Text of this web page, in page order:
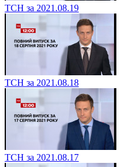
ТСН за 2021.08.19
ТСН за 2021.08.18
ТСН за 2021.08.17